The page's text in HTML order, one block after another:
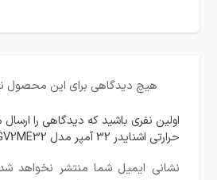
هیچ دیدگاهی برای این محصول
اولین نفری باشید که دیدگاهی را
حرارتی اشنایدر 32 آمپر مدل GV2ME32”
نشانی ایمیل شما منتشر نخواهد